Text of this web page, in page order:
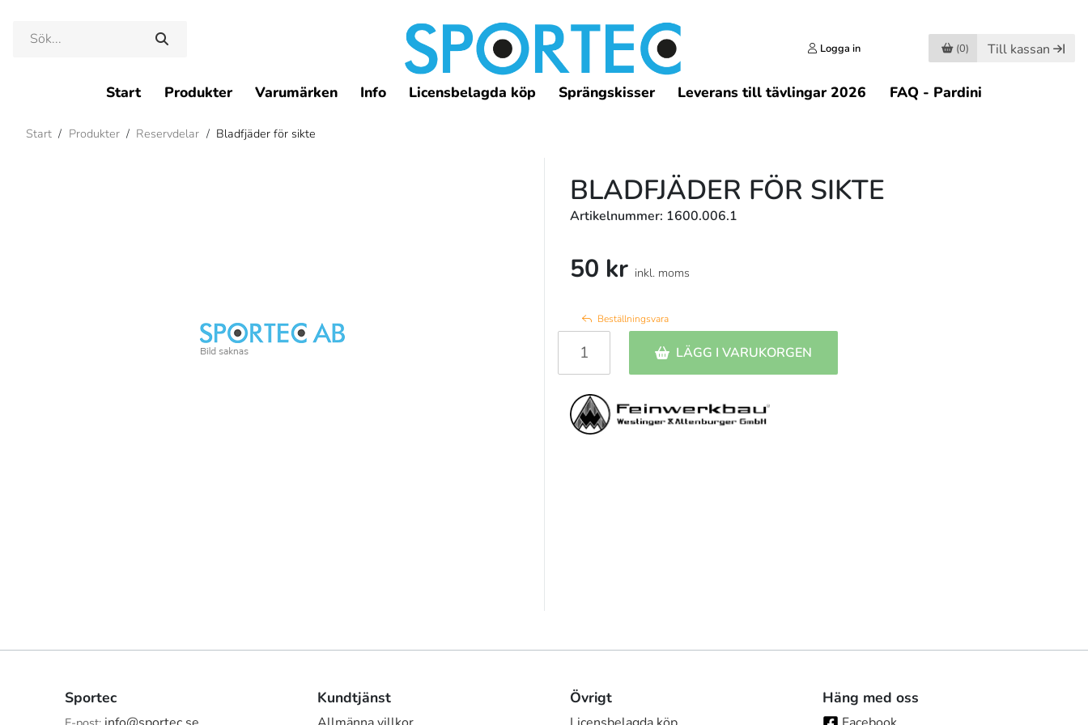
Logga in (0) Till kassan
Start Produkter Varumärken Info Licensbelagda köp Sprängskisser Leverans till tävlingar 2026 FAQ - Pardini
Start / Produkter / Reservdelar / Bladfjäder för sikte
BLADFJÄDER FÖR SIKTE
Artikelnummer: 1600.006.1
50 kr inkl. moms
Beställningsvara
LÄGG I VARUKORGEN
Sportec Kundtjänst Övrigt Häng med oss